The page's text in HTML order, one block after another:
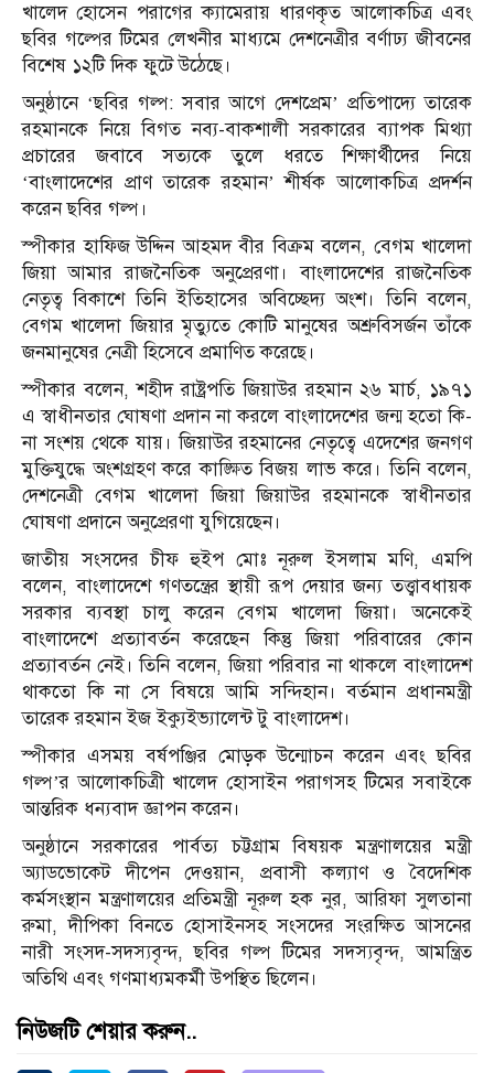
খালেদ হোসেন পরাগের ক্যামেরায় ধারণকৃত আলোকচিত্র এবং
ছবির গল্পের টিমের লেখনীর মাধ্যমে দেশনেত্রীর বর্ণাঢ্য জীবনের
বিশেষ ১২টি দিক ফুটে উঠেছে।
অনুষ্ঠানে ‘ছবির গল্প: সবার আগে দেশপ্রেম’ প্রতিপাদ্যে তারেক
রহমানকে নিয়ে বিগত নব্য-বাকশালী সরকারের ব্যাপক মিথ্যা
প্রচারের জবাবে সত্যকে তুলে ধরতে শিক্ষার্থীদের নিয়ে
‘বাংলাদেশের প্রাণ তারেক রহমান’ শীর্ষক আলোকচিত্র প্রদর্শন
করেন ছবির গল্প।
স্পীকার হাফিজ উদ্দিন আহমদ বীর বিক্রম বলেন, বেগম খালেদা
জিয়া আমার রাজনৈতিক অনুপ্রেরণা। বাংলাদেশের রাজনৈতিক
নেতৃত্ব বিকাশে তিনি ইতিহাসের অবিচ্ছেদ্য অংশ। তিনি বলেন,
বেগম খালেদা জিয়ার মৃত্যুতে কোটি মানুষের অশ্রুবিসর্জন তাঁকে
জনমানুষের নেত্রী হিসেবে প্রমাণিত করেছে।
স্পীকার বলেন, শহীদ রাষ্ট্রপতি জিয়াউর রহমান ২৬ মার্চ, ১৯৭১
এ স্বাধীনতার ঘোষণা প্রদান না করলে বাংলাদেশের জন্ম হতো কি-
না সংশয় থেকে যায়। জিয়াউর রহমানের নেতৃত্বে এদেশের জনগণ
মুক্তিযুদ্ধে অংশগ্রহণ করে কাঙ্ক্ষিত বিজয় লাভ করে। তিনি বলেন,
দেশনেত্রী বেগম খালেদা জিয়া জিয়াউর রহমানকে স্বাধীনতার
ঘোষণা প্রদানে অনুপ্রেরণা যুগিয়েছেন।
জাতীয় সংসদের চীফ হুইপ মোঃ নূরুল ইসলাম মণি, এমপি
বলেন, বাংলাদেশে গণতন্ত্রের স্থায়ী রূপ দেয়ার জন্য তত্ত্বাবধায়ক
সরকার ব্যবস্থা চালু করেন বেগম খালেদা জিয়া। অনেকেই
বাংলাদেশে প্রত্যাবর্তন করেছেন কিন্তু জিয়া পরিবারের কোন
প্রত্যাবর্তন নেই। তিনি বলেন, জিয়া পরিবার না থাকলে বাংলাদেশ
থাকতো কি না সে বিষয়ে আমি সন্দিহান। বর্তমান প্রধানমন্ত্রী
তারেক রহমান ইজ ইক্যুইভ্যালেন্ট টু বাংলাদেশ।
স্পীকার এসময় বর্ষপঞ্জির মোড়ক উন্মোচন করেন এবং ছবির
গল্প’র আলোকচিত্রী খালেদ হোসাইন পরাগসহ টিমের সবাইকে
আন্তরিক ধন্যবাদ জ্ঞাপন করেন।
অনুষ্ঠানে সরকারের পার্বত্য চট্টগ্রাম বিষয়ক মন্ত্রণালয়ের মন্ত্রী
অ্যাডভোকেট দীপেন দেওয়ান, প্রবাসী কল্যাণ ও বৈদেশিক
কর্মসংস্থান মন্ত্রণালয়ের প্রতিমন্ত্রী নূরুল হক নুর, আরিফা সুলতানা
রুমা, দীপিকা বিনতে হোসাইনসহ সংসদের সংরক্ষিত আসনের
নারী সংসদ-সদস্যবৃন্দ, ছবির গল্প টিমের সদস্যবৃন্দ, আমন্ত্রিত
অতিথি এবং গণমাধ্যমকর্মী উপস্থিত ছিলেন।
নিউজটি শেয়ার করুন..